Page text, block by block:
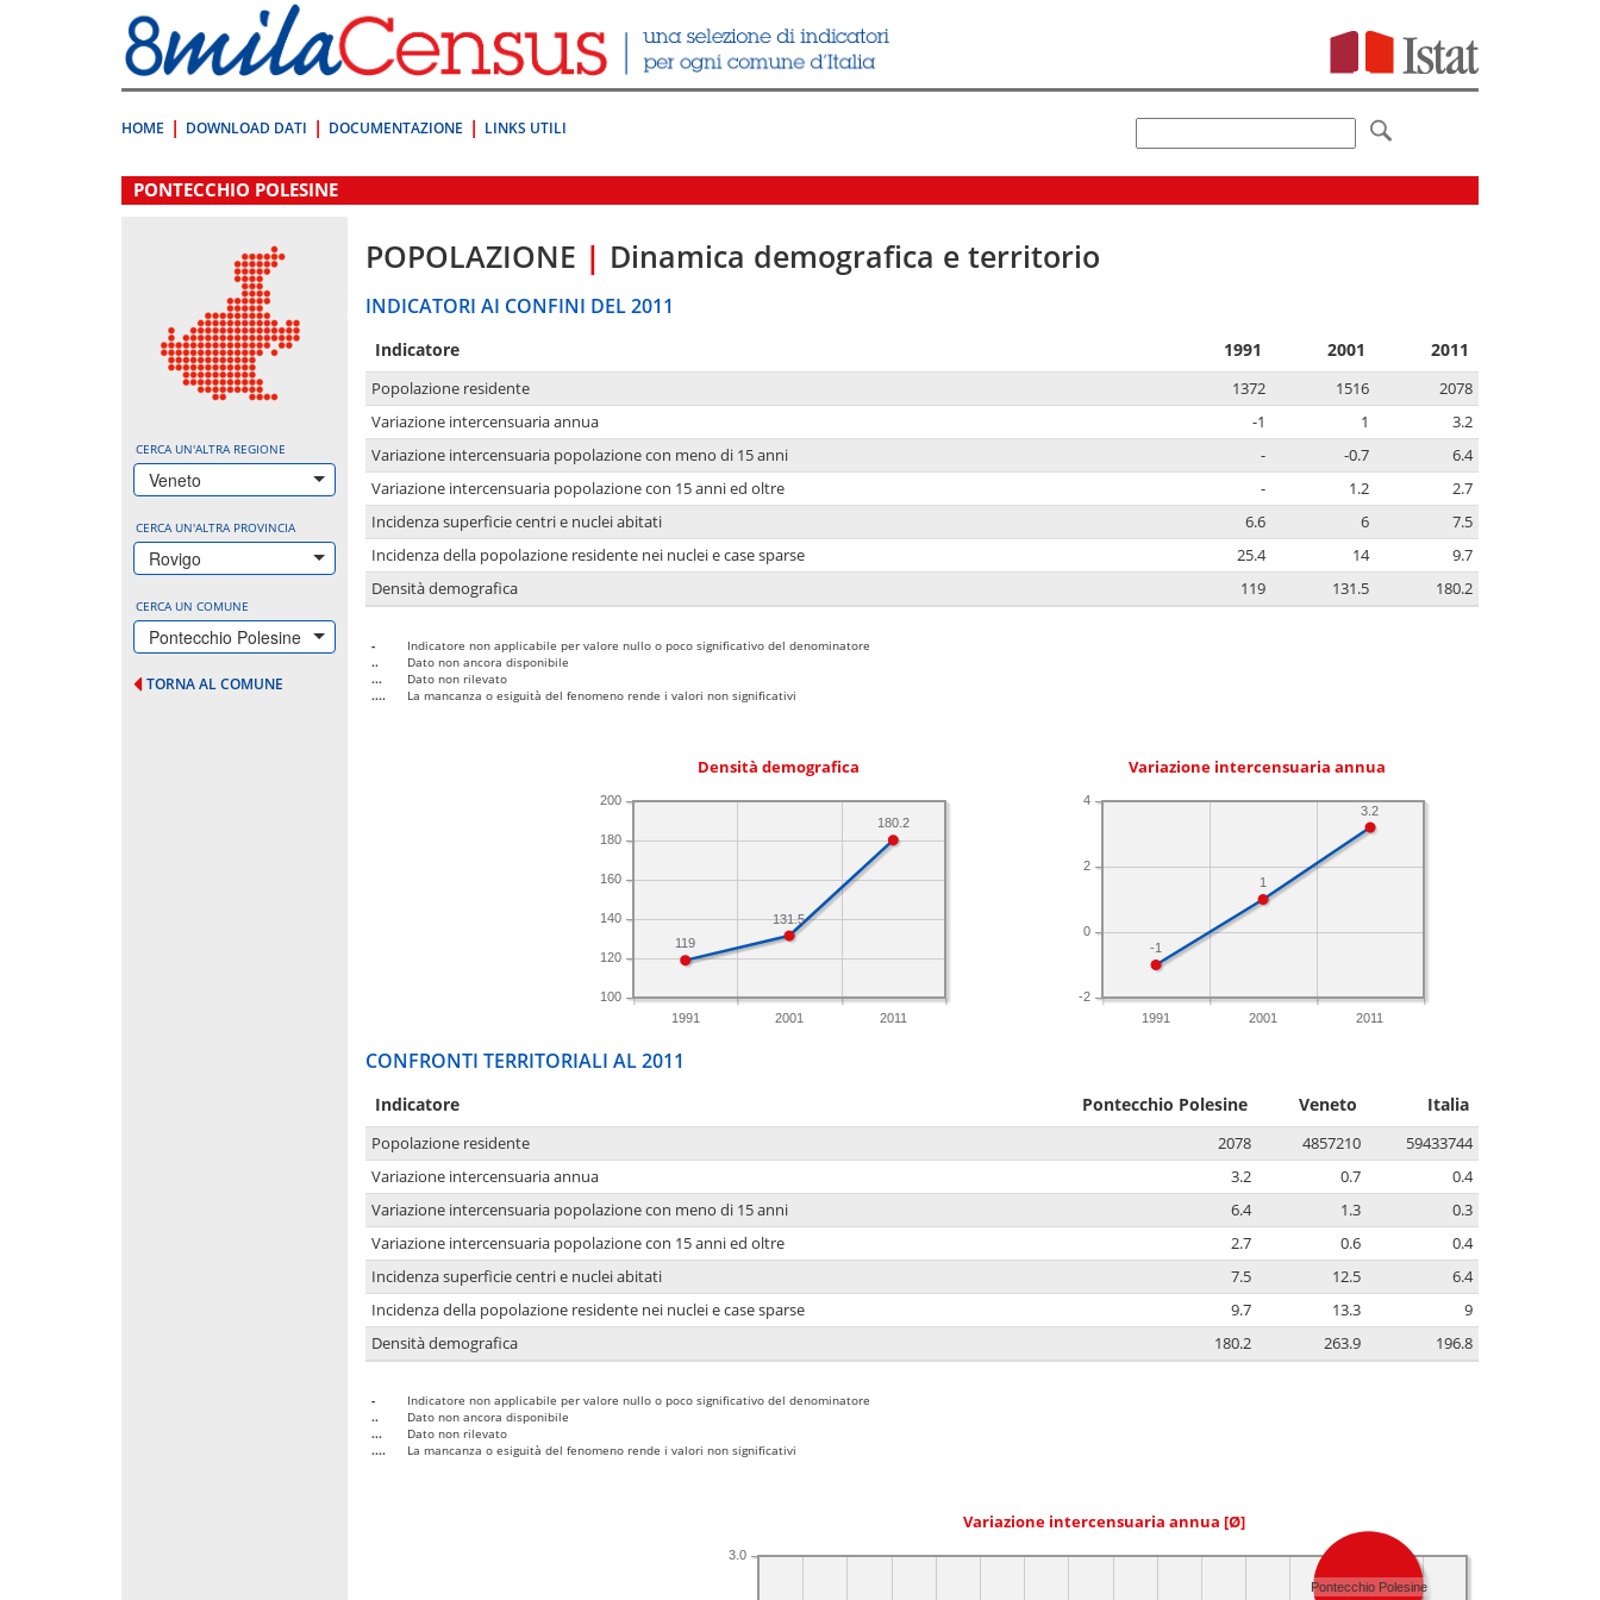
direttamente
a:
Contenuto
HOME DOWNLOAD DATI DOCUMENTAZIONE LINKS UTILI
.
PONTECCHIO POLESINE
CERCA UN'ALTRA REGIONE
Veneto
CERCA UN'ALTRA PROVINCIA
Rovigo
CERCA UN COMUNE
Pontecchio Polesine
TORNA AL COMUNE
POPOLAZIONE | Dinamica demografica e territorio
INDICATORI AI CONFINI DEL 2011
Indicatore 1991 2001 2011
Popolazione residente 1372 1516
2078
Variazione intercensuaria annua
-1 1
3.2
Variazione intercensuaria popolazione con meno di 15 anni
- -0.7
6.4
Variazione intercensuaria popolazione con 15 anni ed oltre
- 1.2
2.7
Incidenza superficie centri e nuclei abitati
6.6 6
7.5
Incidenza della popolazione residente nei nuclei e case sparse
25.4 14
9.7
Densità demografica
119 131.5 180.2
-
Indicatore non applicabile per valore nullo o poco significativo del denominatore
..
Dato non ancora disponibile
...
Dato non rilevato
....
La mancanza o esiguità del fenomeno rende i valori non significativi
Densità demografica
1991 2001 2011
100
120
140
160
180
200
180.2
131.5
119
Variazione intercensuaria annua
1991 2001 2011
-2
0
2
4
3.2
1
-1
CONFRONTI TERRITORIALI AL 2011
Indicatore Pontecchio Polesine Veneto Italia
Popolazione residente 2078 4857210
59433744
Variazione intercensuaria annua
3.2 0.7
0.4
Variazione intercensuaria popolazione con meno di 15 anni
6.4 1.3
0.3
Variazione intercensuaria popolazione con 15 anni ed oltre
2.7 0.6
0.4
Incidenza superficie centri e nuclei abitati
7.5 12.5
6.4
Incidenza della popolazione residente nei nuclei e case sparse
9.7 13.3
9
Densità demografica
180.2 263.9 196.8
-
Indicatore non applicabile per valore nullo o poco significativo del denominatore
..
Dato non ancora disponibile
...
Dato non rilevato
....
La mancanza o esiguità del fenomeno rende i valori non significativi
Variazione intercensuaria annua [Ø]
3.0
Pontecchio Polesine